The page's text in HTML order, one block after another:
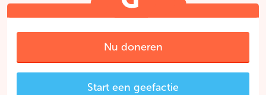
Nu doneren
Start een geefactie